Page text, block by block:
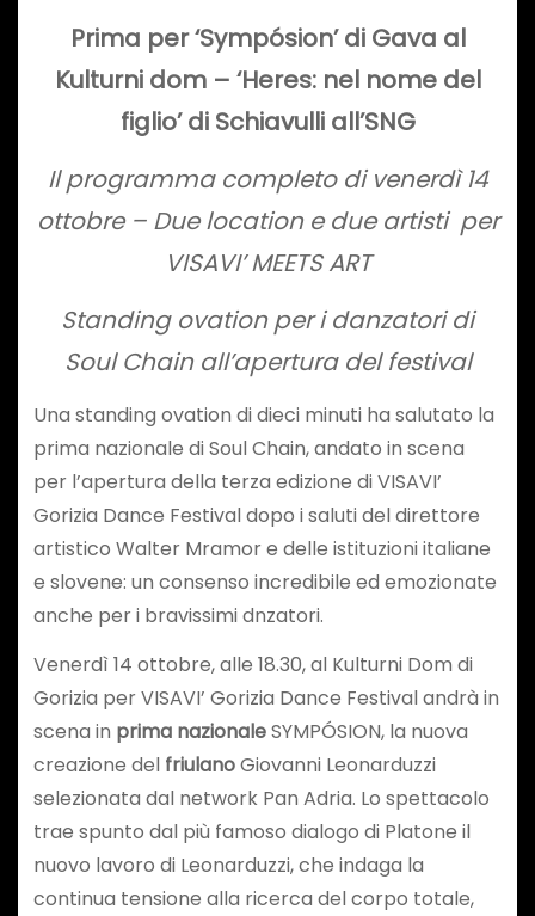
Prima per ‘Sympósion’ di Gava al
Kulturni dom – ‘Heres: nel nome del
figlio’ di Schiavulli all’SNG
Il programma completo di venerdì 14
ottobre – Due location e due artisti per
VISAVI’ MEETS ART
Standing ovation per i danzatori di
Soul Chain all’apertura del festival
Una standing ovation di dieci minuti ha salutato la
prima nazionale di Soul Chain, andato in scena
per l’apertura della terza edizione di VISAVI’
Gorizia Dance Festival dopo i saluti del direttore
artistico Walter Mramor e delle istituzioni italiane
e slovene: un consenso incredibile ed emozionate
anche per i bravissimi dnzatori.
Venerdì 14 ottobre, alle 18.30, al Kulturni Dom di
Gorizia per VISAVI’ Gorizia Dance Festival andrà in
scena in prima nazionaleSYMPÓSION, la nuova
creazione del friulanoGiovanni Leonarduzzi
selezionata dal network Pan Adria. Lo spettacolo
trae spunto dal più famoso dialogo di Platone il
nuovo lavoro di Leonarduzzi, che indaga la
continua tensione alla ricerca del corpo totale,